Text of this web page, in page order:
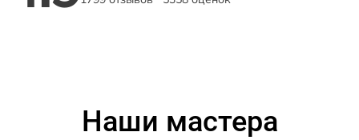
Наши мастера